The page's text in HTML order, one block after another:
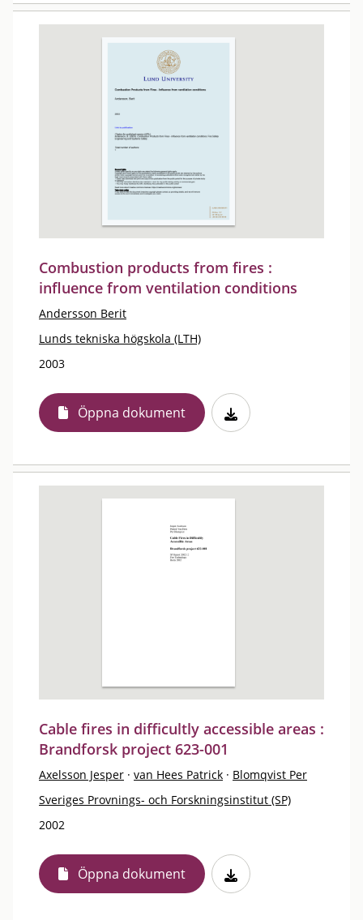
Combustion products from fires :
influence from ventilation conditions
Andersson Berit
Lunds tekniska högskola (LTH)
2003
Öppna dokument
Cable fires in difficultly accessible areas :
Brandforsk project 623-001
Axelsson Jesper · van Hees Patrick · Blomqvist Per
Sveriges Provnings- och Forskningsinstitut (SP)
2002
Öppna dokument